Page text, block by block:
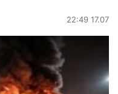
22:49 17.07